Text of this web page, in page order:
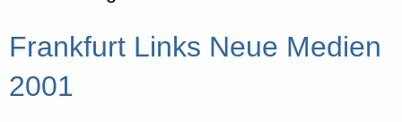
Frankfurt Links Neue Medien
2001